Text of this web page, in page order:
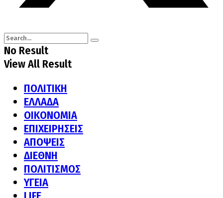
No Result
View All Result
ΠΟΛΙΤΙΚΗ
ΕΛΛΑΔΑ
ΟΙΚΟΝΟΜΙΑ
ΕΠΙΧΕΙΡΗΣΕΙΣ
ΑΠΟΨΕΙΣ
ΔΙΕΘΝΗ
ΠΟΛΙΤΙΣΜΟΣ
ΥΓΕΙΑ